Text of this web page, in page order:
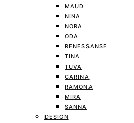
MAUD
NINA
NORA
ODA
RENESSANSE
TINA
TUVA
CARINA
RAMONA
MIRA
SANNA
DESIGN